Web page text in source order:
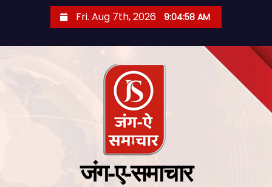
Fri. Aug 7th, 2026 9:04:59 AM
जंग-ए-समाचार